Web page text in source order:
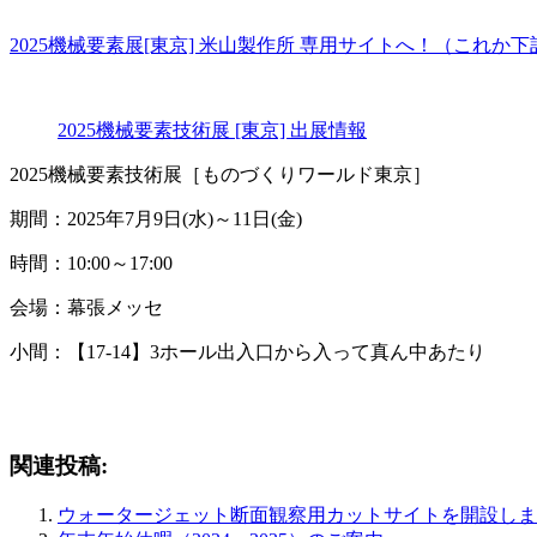
2025機械要素展[東京] 米山製作所 専用サイトへ！（これか
2025機械要素技術展 [東京] 出展情報
2025機械要素技術展［ものづくりワールド東京］
期間：2025年7月9日(水)～11日(金)
時間：10:00～17:00
会場：幕張メッセ
小間：【17-14】3ホール出入口から入って真ん中あたり
関連投稿:
ウォータージェット断面観察用カットサイトを開設し